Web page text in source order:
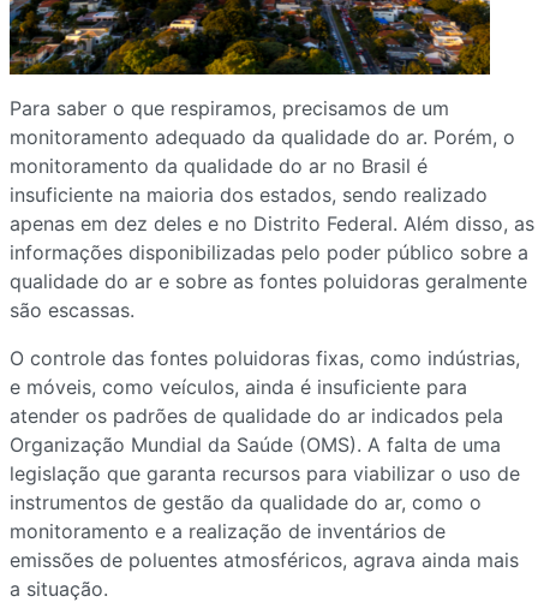
Para saber o que respiramos, precisamos de um
monitoramento adequado da qualidade do ar. Porém, o
monitoramento da qualidade do ar no Brasil é
insuficiente na maioria dos estados, sendo realizado
apenas em dez deles e no Distrito Federal. Além disso, as
informações disponibilizadas pelo poder público sobre a
qualidade do ar e sobre as fontes poluidoras geralmente
são escassas.
O controle das fontes poluidoras fixas, como indústrias,
e móveis, como veículos, ainda é insuficiente para
atender os padrões de qualidade do ar indicados pela
Organização Mundial da Saúde (OMS). A falta de uma
legislação que garanta recursos para viabilizar o uso de
instrumentos de gestão da qualidade do ar, como o
monitoramento e a realização de inventários de
emissões de poluentes atmosféricos, agrava ainda mais
a situação.